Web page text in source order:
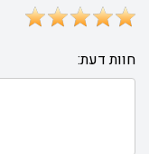
חוות דעת: